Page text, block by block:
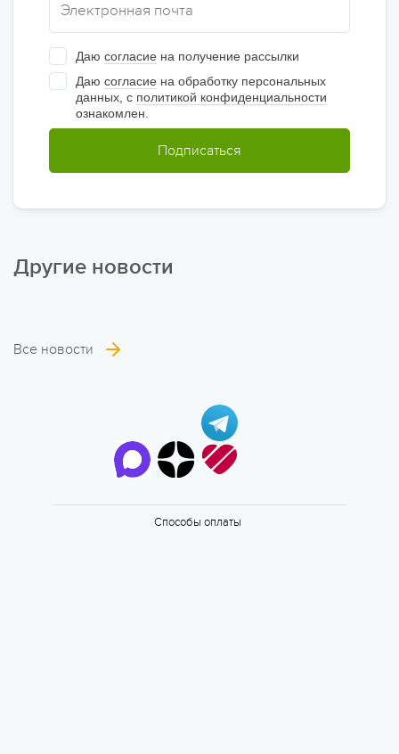
Даю согласие на получение рассылки
Даю согласие на обработку персональных
данных, с политикой конфиденциальности
ознакомлен.
Подписаться
Другие новости
Все новости
Способы оплаты